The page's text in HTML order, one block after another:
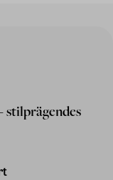
stilprägendes